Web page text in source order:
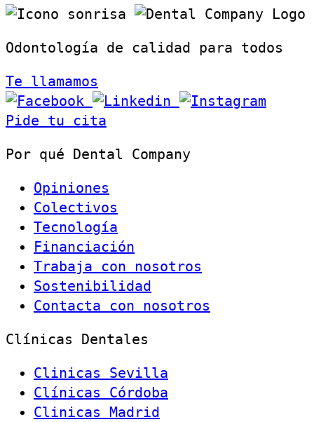
Odontología de calidad para todos
Te llamamos
Pide tu cita
Por qué Dental Company
Opiniones
Colectivos
Tecnología
Financiación
Trabaja con nosotros
Sostenibilidad
Contacta con nosotros
Clínicas Dentales
Clinicas Sevilla
Clínicas Córdoba
Clinicas Madrid